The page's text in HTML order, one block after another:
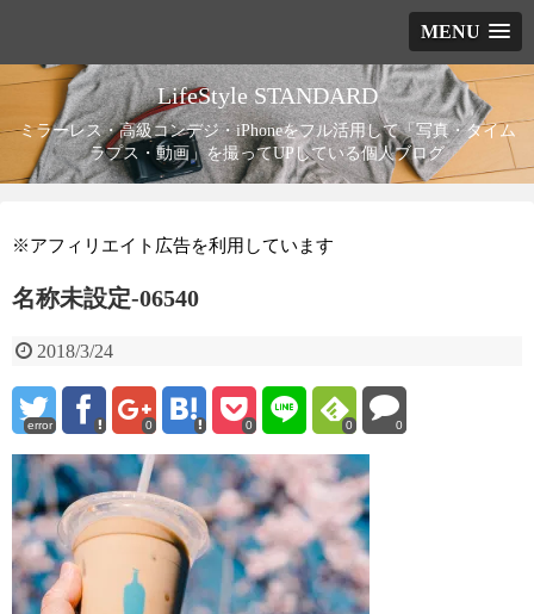
MENU
LifeStyle STANDARD
ミラーレス・高級コンデジ・iPhoneをフル活用して「写真・タイム
ラプス・動画」を撮ってUPしている個人ブログ
※アフィリエイト広告を利用しています
名称未設定-06540
2018/3/24
error 0 0 0 0